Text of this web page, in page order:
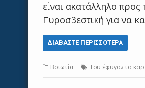
είναι ακατάλληλο
Πυροσβεστική για να
ΔΙΑΒΆΣΤΕ ΠΕΡΙΣΣΌΤΕΡΑ
Βοιωτία Του έφυγαν τα